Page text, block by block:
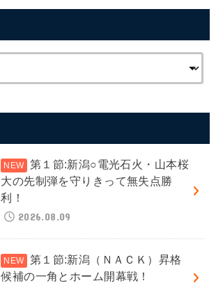
第１節:新潟○電光石火・山本桜
大の先制弾を守りきって無失点勝
利！
2026.08.09
第１節:新潟（ＮＡＣＫ）昇格
候補の一角とホーム開幕戦！